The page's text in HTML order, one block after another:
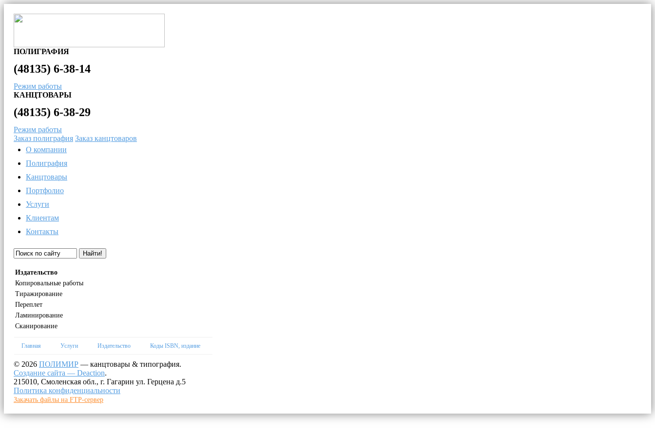
ПОЛИГРАФИЯ
(48135) 6-38-14
Режим работы
КАНЦТОВАРЫ
(48135) 6-38-29
Режим работы
Заказ полиграфия Заказ канцтоваров
О компании
Полиграфия
Канцтовары
Портфолио
Услуги
Клиентам
Контакты
Найти!
Издательство
Копировальные работы
Тиражирование
Переплет
Ламинирование
Сканирование
Главная Услуги Издательство Коды ISBN, издание
© 2026 ПОЛИМИР — канцтовары & типография.
Создание сайта — Deaction.
215010, Смоленская обл., г. Гагарин ул. Герцена д.5
Политика конфиденциальности
Закачать файлы на FTP-сервер